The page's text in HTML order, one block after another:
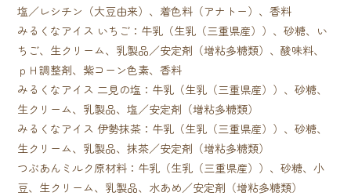
塩／レシチン（大豆由来）、着色料（アナトー）、香料
みるくなアイス いちご：牛乳（生乳（三重県産））、砂糖、い
ちご、生クリーム、乳製品／安定剤（増粘多糖類）、酸味料、
ｐＨ調整剤、紫コーン色素、香料
みるくなアイス 二見の塩：牛乳（生乳（三重県産））、砂糖、
生クリーム、乳製品、塩／安定剤（増粘多糖類）
みるくなアイス 伊勢抹茶：牛乳（生乳（三重県産））、砂糖、
生クリーム、乳製品、抹茶／安定剤（増粘多糖類）
つぶあんミルク原材料：牛乳（生乳（三重県産））、砂糖、小
豆、生クリーム、乳製品、水あめ／安定剤（増粘多糖類）